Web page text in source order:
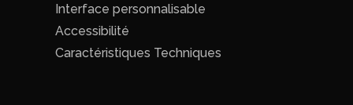
Interface personnalisable
Accessibilité
Caractéristiques Techniques